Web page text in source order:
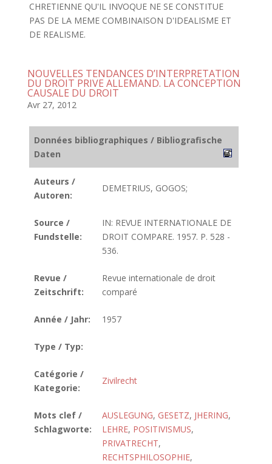
CHRETIENNE QU'IL INVOQUE NE SE CONSTITUE
PAS DE LA MEME COMBINAISON D'IDEALISME ET
DE REALISME.
NOUVELLES TENDANCES D’INTERPRETATION
DU DROIT PRIVE ALLEMAND. LA CONCEPTION
CAUSALE DU DROIT
Avr 27, 2012
Données bibliographiques / Bibliografische
Daten
Auteurs /
Autoren:
DEMETRIUS, GOGOS;
Source /
Fundstelle:
IN: REVUE INTERNATIONALE DE
DROIT COMPARE. 1957. P. 528 -
536.
Revue /
Zeitschrift:
Revue internationale de droit
comparé
Année / Jahr: 1957
Type / Typ:
Catégorie /
Kategorie:
Zivilrecht
Mots clef /
Schlagworte:
AUSLEGUNG, GESETZ, JHERING,
LEHRE, POSITIVISMUS,
PRIVATRECHT,
RECHTSPHILOSOPHIE,